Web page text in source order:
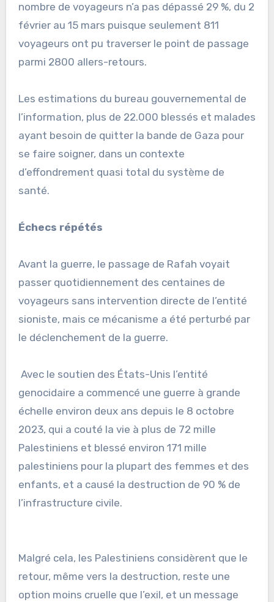
nombre de voyageurs n’a pas dépassé 29 %, du 2
février au 15 mars puisque seulement 811
voyageurs ont pu traverser le point de passage
parmi 2800 allers-retours.
Les estimations du bureau gouvernemental de
l’information, plus de 22.000 blessés et malades
ayant besoin de quitter la bande de Gaza pour
se faire soigner, dans un contexte
d’effondrement quasi total du système de
santé.
Échecs répétés
Avant la guerre, le passage de Rafah voyait
passer quotidiennement des centaines de
voyageurs sans intervention directe de l’entité
sioniste, mais ce mécanisme a été perturbé par
le déclenchement de la guerre.
Avec le soutien des États-Unis l’entité
genocidaire a commencé une guerre à grande
échelle environ deux ans depuis le 8 octobre
2023, qui a couté la vie à plus de 72 mille
Palestiniens et blessé environ 171 mille
palestiniens pour la plupart des femmes et des
enfants, et a causé la destruction de 90 % de
l’infrastructure civile.
Malgré cela, les Palestiniens considèrent que le
retour, même vers la destruction, reste une
option moins cruelle que l’exil, et un message